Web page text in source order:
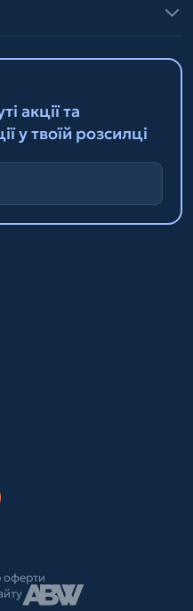
акції та
у твоїй розсилці
оферти